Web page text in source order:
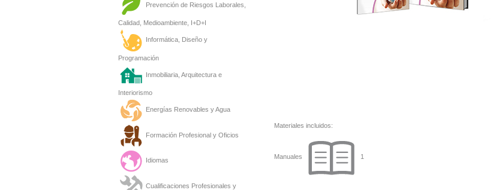
Prevención de Riesgos Laborales,
Calidad, Medioambiente, I+D+I
Informática, Diseño y
Programación
Inmobiliaria, Arquitectura e
Interiorismo
Energías Renovables y Agua
Formación Profesional y Oficios
Idiomas
Cualificaciones Profesionales y
Materiales incluidos:
Manuales 1